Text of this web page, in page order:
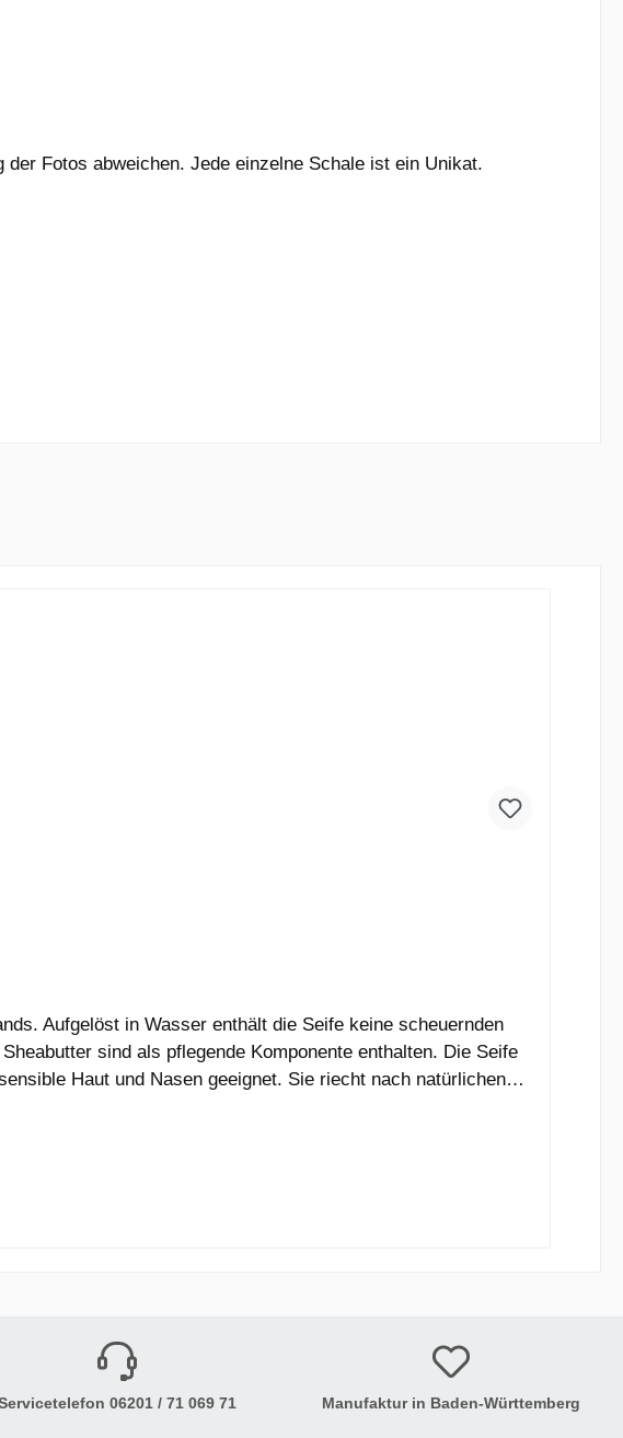
Fotos abweichen. Jede einzelne Schale ist ein Unikat.
Aufgelöst in Wasser enthält die Seife keine scheuernden
sind als pflegende Komponente enthalten. Die Seife
Haut und Nasen geeignet. Sie riecht nach natürlichen
es zur Variante Soleseife Rosenholz.IngredientsPrunus
06201 / 71 069 71 Manufaktur in Baden-Württemberg